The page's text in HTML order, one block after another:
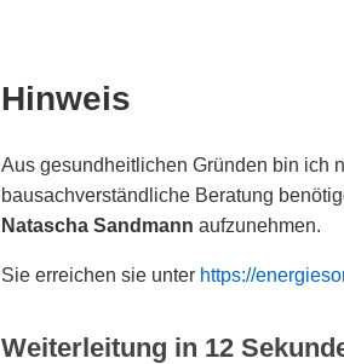
Hinweis
Aus gesundheitlichen Gründen bin ich
bausachverständliche Beratung
Natascha Sandmann aufzunehmen.
Sie erreichen sie unter https://
Weiterleitung in 12